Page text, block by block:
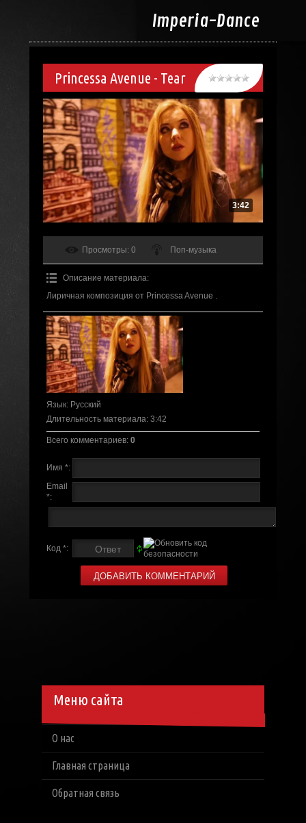
Imperia-Dance
Princessa Avenue - Tear
3:42
Просмотры: 0 Поп-музыка
Описание материала:
Лиричная композиция от Princessa Avenue .
Язык: Русский
Длительность материала: 3:42
Всего комментариев: 0
Имя *:
Email
*:
Код *:
Меню сайта
О нас
Главная страница
Обратная связь